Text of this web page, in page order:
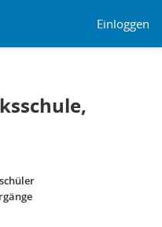
Einloggen